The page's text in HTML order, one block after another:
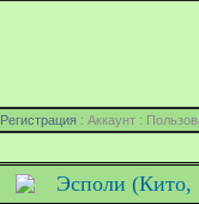
Регистрация : Аккаунт :
Эсполи (Кито,